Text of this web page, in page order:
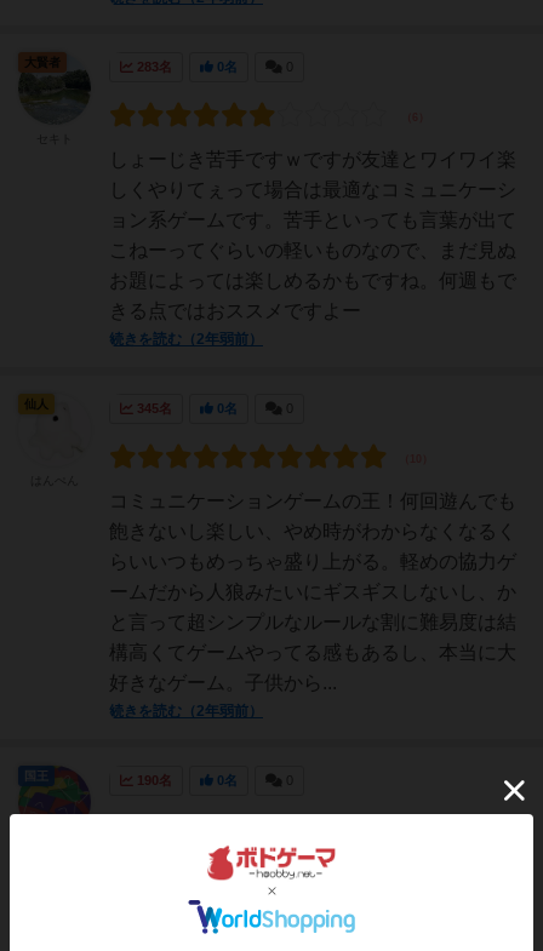
283名 0名
しょーじき苦手ですｗですが友達とワイワイ楽
しくやりてぇって場合は最適なコミュニケーシ
ョン系ゲームです。苦手といっても言葉が出て
こねーってぐらいの軽いものなので、まだ見ぬ
お題によっては楽しめるかもですね。何週もで
きる点ではおススメですよー
続きを読む（2年弱前）
大賢者
345名 0名
コミュニケーションゲームの王！何回遊んでも
飽きないし楽しい、やめ時がわからなくなるく
らいいつもめっちゃ盛り上がる。軽めの協力ゲ
ームだから人狼みたいにギスギスしないし、か
と言って超シンプルなルールな割に難易度は結
構高くてゲームやってる感もあるし、本当に大
好きなゲーム。子供から...
続きを読む（2年弱前）
仙人
190名 0名
大人数で集まった時はこれを持って行けば間違
いない。喜ばれること間違いナシ!プレイ人数は
決まっているが、11人でも12人でもプレイ可
国王